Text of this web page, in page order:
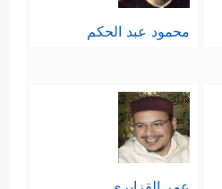
محمود عبد الحكم